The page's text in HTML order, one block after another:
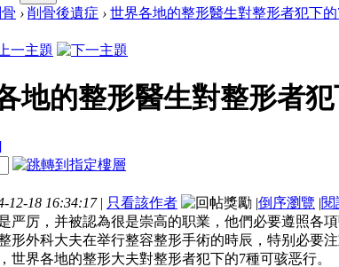
› 削骨後遺症 › 世界各地的整形醫生對整形者犯下
地的整形醫生對整形者
12-18 16:34:17 | 只看該作者 |倒序瀏覽 |閱
严厉，并被認為很是崇高的职業，他們必要遵照各
形外科大夫在举行整容整形手術的時辰，特别必要
世界各地的整形大夫對整形者犯下的7種可骇恶行。